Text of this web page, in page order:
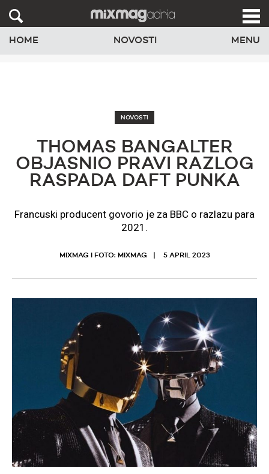
HOME NOVOSTI MENU
NOVOSTI
THOMAS BANGALTER
OBJASNIO PRAVI RAZLOG
RASPADA DAFT PUNKA
Francuski producent govorio je za BBC o razlazu para
2021.
MIXMAG I FOTO: MIXMAG 5 APRIL 2023